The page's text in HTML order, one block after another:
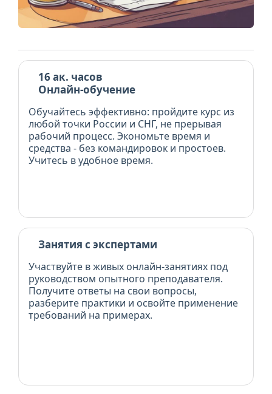
16 ак. часов
Онлайн-обучение
Обучайтесь эффективно: пройдите курс из
любой точки России и СНГ, не прерывая
рабочий процесс. Экономьте время и
средства - без командировок и простоев.
Учитесь в удобное время.
Занятия с экспертами
Участвуйте в живых онлайн-занятиях под
руководством опытного преподавателя.
Получите ответы на свои вопросы,
разберите практики и освойте применение
требований на примерах.